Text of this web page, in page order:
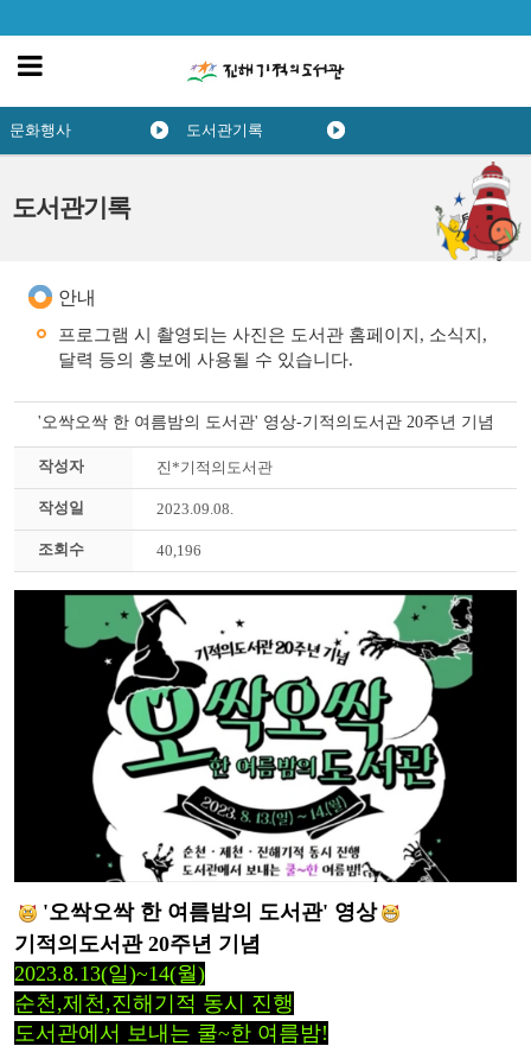
도서관기록
문화행사 도서관기록
안내
프로그램 시 촬영되는 사진은 도서관 홈페이지, 소식지,
달력 등의 홍보에 사용될 수 있습니다.
'오싹오싹 한 여름밤의 도서관' 영상-기적의도서관 20주년 기념
작성자 진*기적의도서관
작성일 2023.09.08.
조회수 40,196
'오싹오싹 한 여름밤의 도서관' 영상
기적의도서관 20주년 기념
2023.8.13(일)~14(월)
순천,제천,진해기적 동시 진행
도서관에서 보내는 쿨~한 여름밤!